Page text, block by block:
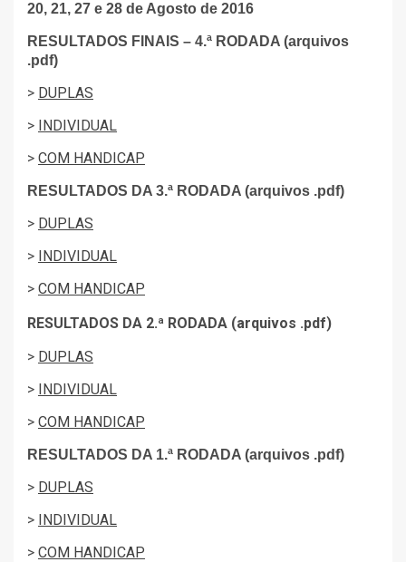
20, 21, 27 e 28 de Agosto de 2016
RESULTADOS FINAIS – 4.ª RODADA (arquivos
.pdf)
> DUPLAS
> INDIVIDUAL
> COM HANDICAP
RESULTADOS DA 3.ª RODADA (arquivos .pdf)
> DUPLAS
> INDIVIDUAL
> COM HANDICAP
RESULTADOS DA 2.ª RODADA (arquivos .pdf)
> DUPLAS
> INDIVIDUAL
> COM HANDICAP
RESULTADOS DA 1.ª RODADA (arquivos .pdf)
> DUPLAS
> INDIVIDUAL
> COM HANDICAP